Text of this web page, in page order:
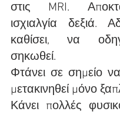
στις MRI.
ισχιαλγία δεξιά.
καθίσει, να
σηκωθεί.
Φτάνει σε σημείο
μετακινηθεί μόνο
Κάνει πολλές